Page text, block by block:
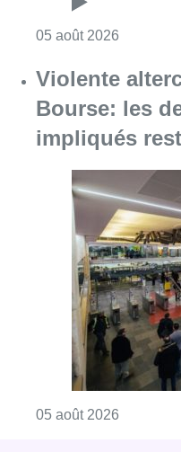
05 août 2026
Violente
Bourse: les
impliqués
05 août 2026